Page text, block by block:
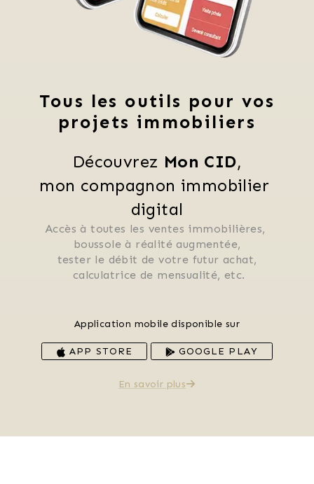
Tous les outils pour vos
projets immobiliers
Découvrez Mon CID,
mon compagnon immobilier
digital
Accès à toutes les ventes immobilières,
boussole à réalité augmentée,
tester le débit de votre futur achat,
calculatrice de mensualité, etc.
Application mobile disponible sur
APP STORE GOOGLE PLAY
En savoir plus